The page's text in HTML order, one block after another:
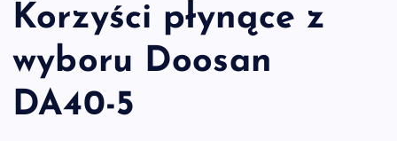
Korzyści płynące z
wyboru Doosan
DA40-5